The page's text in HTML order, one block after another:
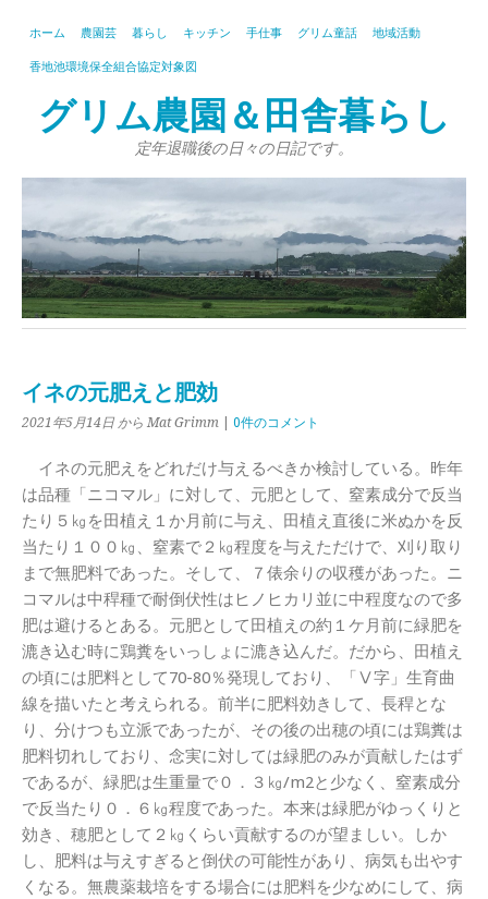
ホーム 農園芸 暮らし キッチン 手仕事 グリム童話 地域活動
香地池環境保全組合協定対象図
グリム農園＆田舎暮らし
定年退職後の日々の日記です。
イネの元肥えと肥効
2021年5月14日 から Mat Grimm 0件のコメント
イネの元肥えをどれだけ与えるべきか検討している。昨年
は品種「ニコマル」に対して、元肥として、窒素成分で反当
たり５㎏を田植え１か月前に与え、田植え直後に米ぬかを反
当たり１００㎏、窒素で２㎏程度を与えただけで、刈り取り
まで無肥料であった。そして、７俵余りの収穫があった。ニ
コマルは中稈種で耐倒伏性はヒノヒカリ並に中程度なので多
肥は避けるとある。元肥として田植えの約１ケ月前に緑肥を
漉き込む時に鶏糞をいっしょに漉き込んだ。だから、田植え
の頃には肥料として70-80％発現しており、「Ⅴ字」生育曲
線を描いたと考えられる。前半に肥料効きして、長稈とな
り、分けつも立派であったが、その後の出穂の頃には鶏糞は
肥料切れしており、念実に対しては緑肥のみが貢献したはず
であるが、緑肥は生重量で０．３㎏/m2と少なく、窒素成分
で反当たり０．６㎏程度であった。本来は緑肥がゆっくりと
効き、穂肥として２㎏くらい貢献するのが望ましい。しか
し、肥料は与えすぎると倒伏の可能性があり、病気も出やす
くなる。無農薬栽培をする場合には肥料を少なめにして、病